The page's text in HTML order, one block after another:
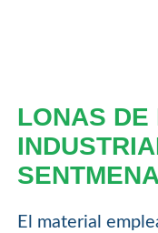
LONAS DE
El material